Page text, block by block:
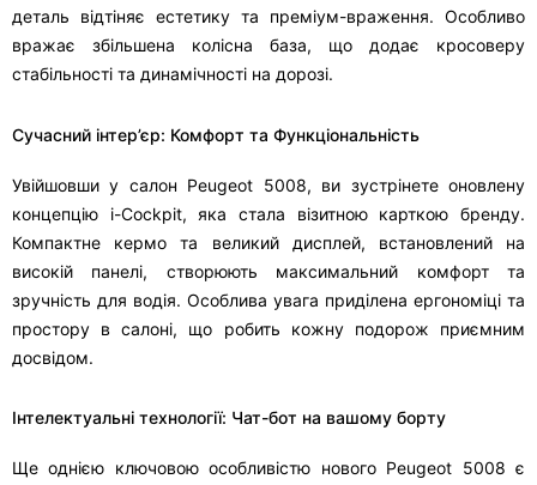
деталь відтіняє естетику та преміум-враження. Особливо
вражає збільшена колісна база, що додає кросоверу
стабільності та динамічності на дорозі.
Сучасний інтер’єр: Комфорт та Функціональність
Увійшовши у салон Peugeot 5008, ви зустрінете оновлену
концепцію i-Cockpit, яка стала візитною карткою бренду.
Компактне кермо та великий дисплей, встановлений на
високій панелі, створюють максимальний комфорт та
зручність для водія. Особлива увага приділена ергономіці та
простору в салоні, що робить кожну подорож приємним
досвідом.
Інтелектуальні технології: Чат-бот на вашому борту
Ще однією ключовою особливістю нового Peugeot 5008 є